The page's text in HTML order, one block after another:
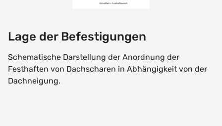
Lage der Befestigungen
Schematische Darstellung der Anordnung der
Festhaften von Dachscharen in Abhängigkeit von der
Dachneigung.